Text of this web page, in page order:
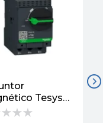
Tesys
6,3A Manopla